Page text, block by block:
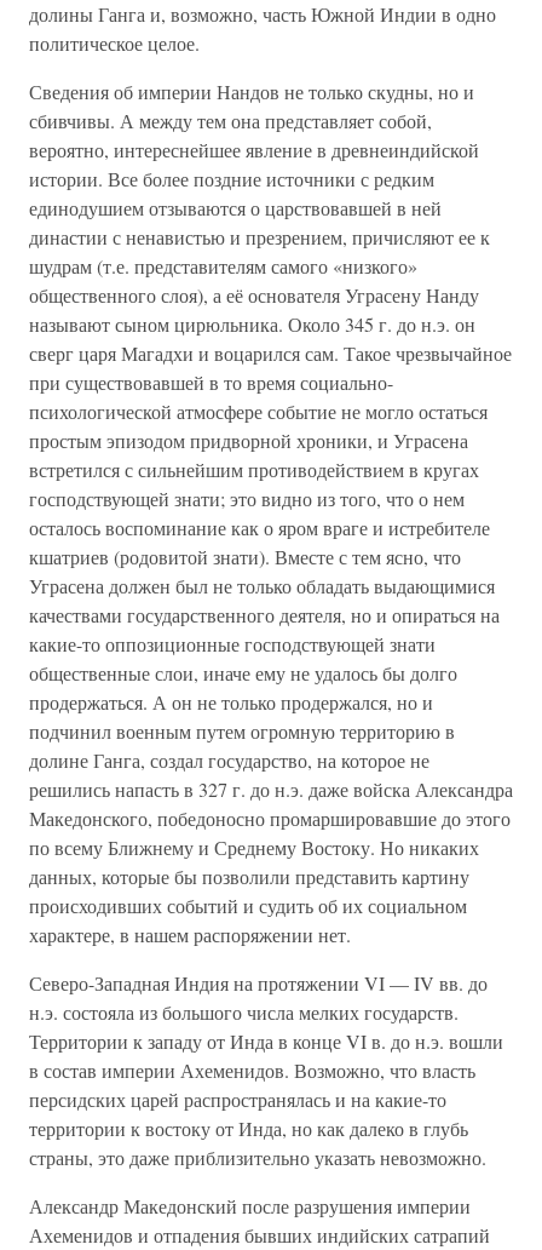
долины Ганга и, возможно, часть Южной Индии в одно
политическое целое.
Сведения об империи Нандов не только скудны, но и
сбивчивы. А между тем она представляет собой,
вероятно, интереснейшее явление в древнеиндийской
истории. Все более поздние источники с редким
единодушием отзываются о царствовавшей в ней
династии с ненавистью и презрением, причисляют ее к
шудрам (т.е. представителям самого «низкого»
общественного слоя), а её основателя Уграсену Нанду
называют сыном цирюльника. Около 345 г. до н.э. он
сверг царя Магадхи и воцарился сам. Такое чрезвычайное
при существовавшей в то время социально-
психологической атмосфере событие не могло остаться
простым эпизодом придворной хроники, и Уграсена
встретился с сильнейшим противодействием в кругах
господствующей знати; это видно из того, что о нем
осталось воспоминание как о яром враге и истребителе
кшатриев (родовитой знати). Вместе с тем ясно, что
Уграсена должен был не только обладать выдающимися
качествами государственного деятеля, но и опираться на
какие-то оппозиционные господствующей знати
общественные слои, иначе ему не удалось бы долго
продержаться. А он не только продержался, но и
подчинил военным путем огромную территорию в
долине Ганга, создал государство, на которое не
решились напасть в 327 г. до н.э. даже войска Александра
Македонского, победоносно промаршировавшие до этого
по всему Ближнему и Среднему Востоку. Но никаких
данных, которые бы позволили представить картину
происходивших событий и судить об их социальном
характере, в нашем распоряжении нет.
Северо-Западная Индия на протяжении VI — IV вв. до
н.э. состояла из большого числа мелких государств.
Территории к западу от Инда в конце VI в. до н.э. вошли
в состав империи Ахеменидов. Возможно, что власть
персидских царей распространялась и на какие-то
территории к востоку от Инда, но как далеко в глубь
страны, это даже приблизительно указать невозможно.
Александр Македонский после разрушения империи
Ахеменидов и отпадения бывших индийских сатрапий